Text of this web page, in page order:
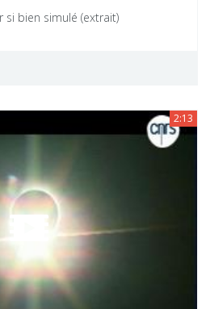
si bien simulé (extrait)
2:13